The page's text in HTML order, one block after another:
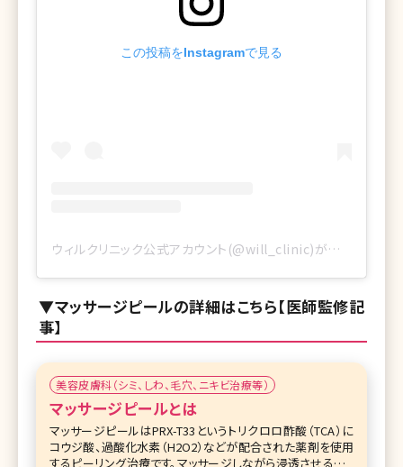
この投稿をInstagramで見る
ウィルクリニック公式アカウント(@will_clinic)がシェアした投稿
▼マッサージピールの詳細はこちら【医師監修記
事】
美容皮膚科（シミ、しわ、毛穴、ニキビ治療等）
マッサージピールとは
マッサージピールはPRX-T33というトリクロロ酢酸（TCA）に
コウジ酸、過酸化水素（H2O2）などが配合された薬剤を使用
するピーリング治療です。マッサージしながら浸透させること